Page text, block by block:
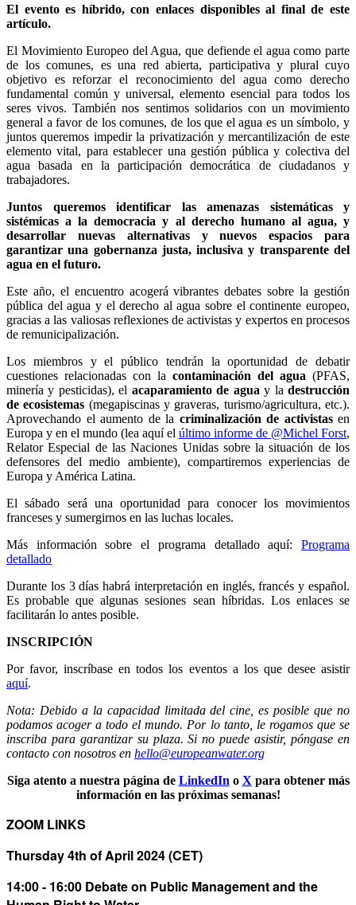
El evento es híbrido, con enlaces disponibles al final de este
artículo.
El Movimiento Europeo del Agua, que defiende el agua como parte
de los comunes, es una red abierta, participativa y plural cuyo
objetivo es reforzar el reconocimiento del agua como derecho
fundamental común y universal, elemento esencial para todos los
seres vivos. También nos sentimos solidarios con un movimiento
general a favor de los comunes, de los que el agua es un símbolo, y
juntos queremos impedir la privatización y mercantilización de este
elemento vital, para establecer una gestión pública y colectiva del
agua basada en la participación democrática de ciudadanos y
trabajadores.
Juntos queremos identificar las amenazas sistemáticas y
sistémicas a la democracia y al derecho humano al agua, y
desarrollar nuevas alternativas y nuevos espacios para
garantizar una gobernanza justa, inclusiva y transparente del
agua en el futuro.
Este año, el encuentro acogerá vibrantes debates sobre la gestión
pública del agua y el derecho al agua sobre el continente europeo,
gracias a las valiosas reflexiones de activistas y expertos en procesos
de remunicipalización.
Los miembros y el público tendrán la oportunidad de debatir
cuestiones relacionadas con la contaminación del agua (PFAS,
minería y pesticidas), el acaparamiento de agua y ladestrucción
de ecosistemas (megapiscinas y graveras, turismo/agricultura, etc.).
Aprovechando el aumento de la criminalización de activistasen
Europa y en el mundo (lea aquí el último informe de @Michel Forst,
Relator Especial de las Naciones Unidas sobre la situación de los
defensores del medio ambiente), compartiremos experiencias de
Europa y América Latina.
El sábado será una oportunidad para conocer los movimientos
franceses y sumergirnos en las luchas locales.
Más información sobre el programa detallado aquí: Programa
detallado
Durante los 3 días habrá interpretación en inglés, francés y español.
Es probable que algunas sesiones sean híbridas. Los enlaces se
facilitarán lo antes posible.
INSCRIPCIÓN
Por favor, inscríbase en todos los eventos a los que desee asistir
aquí.
Nota: Debido a la capacidad limitada del cine, es posible que no
podamos acoger a todo el mundo. Por lo tanto, le rogamos que se
inscriba para garantizar su plaza. Si no puede asistir, póngase en
contacto con nosotros en hello@europeanwater.org
Siga atento a nuestra página de LinkedIn o X para obtener más
información en las próximas semanas!
ZOOM LINKS
Thursday 4th of April 2024 (CET)
14:00 - 16:00 Debate on Public Management and the